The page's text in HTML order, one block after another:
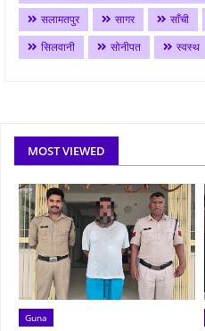
सलामतपुर
सागर साँची
सिलवानी
सोनीपत स्वस्थ
MOST VIEWED
Guna